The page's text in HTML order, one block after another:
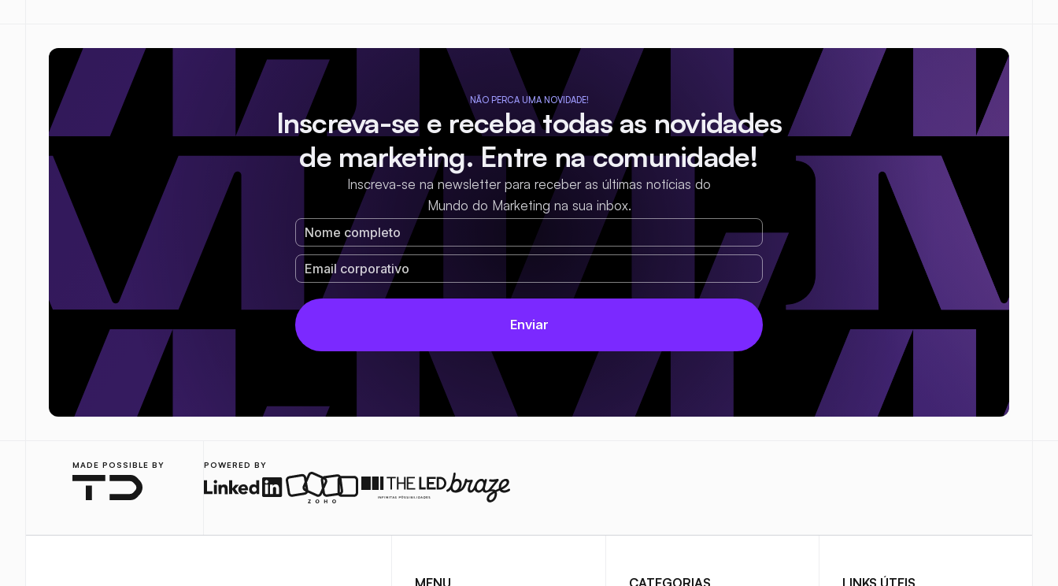
NÃO PERCA UMA NOVIDADE!
Inscreva-se e receba todas as novidades
de marketing. Entre na comunidade!
Inscreva-se na newsletter para receber as últimas notícias do
Mundo do Marketing na sua inbox.
MADE POSSIBLE BY POWERED BY
MENU CATEGORIAS LINKS ÚTEIS